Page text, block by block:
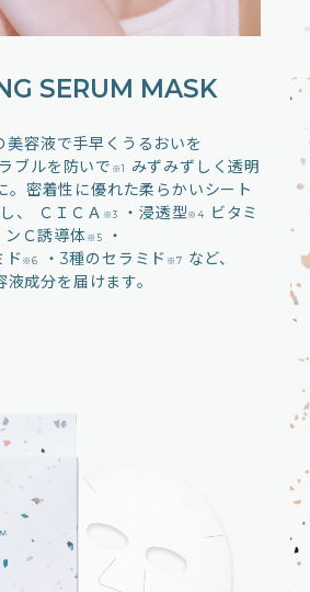
SERUM MASK
美容液で手早くうるおいを
ブルを防いで ※1
みずみずしく透明
密着性に優れた柔らかいシート
、
ＣＩＣＡ ※3 ・浸透型※4
ビタミ
ンＣ誘導体 ※5
・
ド ※6 ・3種のセラミド ※7
など、
液成分を届けます。